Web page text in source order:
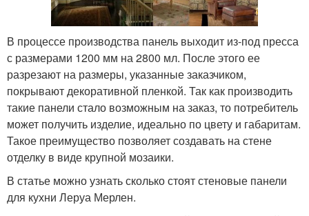
В процессе производства панель выходит из-под пресса
с размерами 1200 мм на 2800 мл. После этого ее
разрезают на размеры, указанные заказчиком,
покрывают декоративной пленкой. Так как производить
такие панели стало возможным на заказ, то потребитель
может получить изделие, идеально по цвету и габаритам.
Такое преимущество позволяет создавать на стене
отделку в виде крупной мозаики.
В статье можно узнать сколько стоят стеновые панели
для кухни Леруа Мерлен.